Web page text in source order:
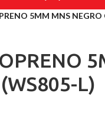
5MM MNS
L)